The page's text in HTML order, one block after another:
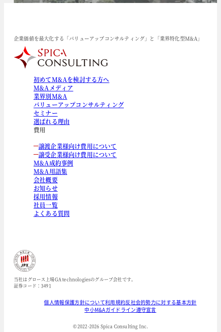
企業価値を最大化する「バリューアップコンサルティング」と「業界特化型M&A」
初めてM&Aを検討する方へ
M&Aメディア
業界別M&A
バリューアップコンサルティング
セミナー
選ばれる理由
費用
譲渡企業様向け費用について
譲受企業様向け費用について
M&A成約事例
M&A用語集
会社概要
お知らせ
採用情報
社員一覧
よくある質問
当社はグロース上場GA technologiesのグループ会社です。
証券コード：3491
個人情報保護方針について利用規約反社会的勢力に対する基本方針
中小M&Aガイドライン遵守宣言
© 2022-2026 Spica Consulting Inc.